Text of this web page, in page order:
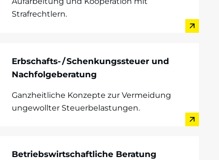
Strafrechtlern.
Erbschafts- / Schenkungssteuer und
Nachfolgeberatung
Ganzheitliche Konzepte zur Vermeidung
ungewollter Steuerbelastungen.
Betriebswirtschaftliche Beratung